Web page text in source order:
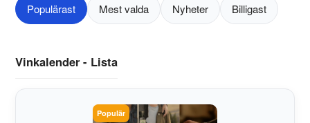
Populärast Mest valda Nyheter Billigast
Vinkalender - Lista
Populär